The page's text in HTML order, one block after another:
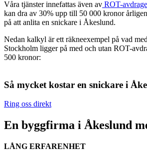
Våra tjänster innefattas även av ROT-
kan dra av 30% upp till 50 000 kronor
på att anlita en snickare i Åkeslund.
Nedan kalkyl är ett räkneexempel på vad
Stockholm ligger på med och utan ROT-
500 kronor:
Så mycket kostar en snickare i
Ring oss direkt
En byggfirma i Åkeslund
LÅNG ERFARENHET